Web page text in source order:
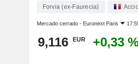
Forvia (ex-Faurecia)
Mercado cerrado - Euronext Paris
9,116 EUR +0,33